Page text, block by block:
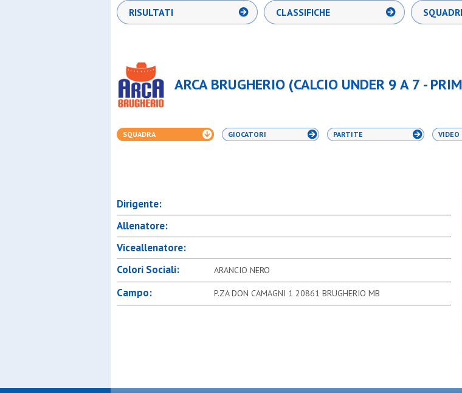
RISULTATI CLASSIFICHE
ARCA BRUGHERIO (CALCIO UNDER 9 A 7 -
SQUADRA GIOCATORI PARTITE VIDEO
Dirigente:
Allenatore:
Viceallenatore:
Colori Sociali:
ARANCIO NERO
Campo: P.ZA DON CAMAGNI 1 20861 BRUGHERIO MB